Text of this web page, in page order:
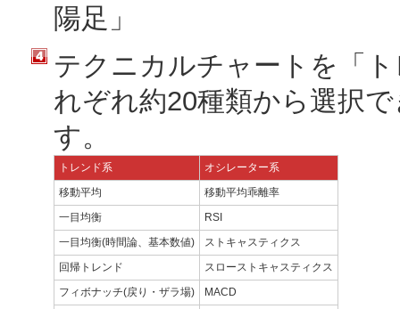
陽足」
テクニカルチャートを「
れぞれ約20種類から選択
す。
トレンド系
オシレーター系
移動平均
移動平均乖離率
一目均衡
RSI
一目均衡(時間論、基本数値)
ストキャスティクス
回帰トレンド
スローストキャスティクス
フィボナッチ(戻り・ザラ場)
MACD